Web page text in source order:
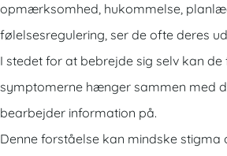
opmærksomhed, hukommelse,
følelsesregulering, ser de ofte deres
I stedet for at bebrejde sig selv kan de
symptomerne hænger sammen med
bearbejder information på.
Denne forståelse kan mindske